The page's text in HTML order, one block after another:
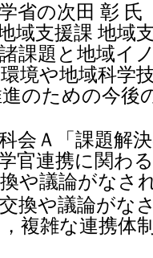
省の次田 彰 氏
域支援課 地域
課題と地域イ
境や地域科学
のための今後
会Ａ「課題解
官連携に関わ
や議論がなさ
換や議論がな
複雑な連携体